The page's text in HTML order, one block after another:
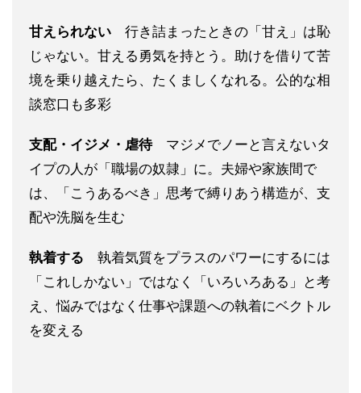
甘えられない 行き詰まったときの「甘え」は恥
じゃない。甘える勇気を持とう。助けを借りて苦
境を乗り越えたら、たくましくなれる。公的な相
談窓口も多彩
支配・イジメ・虐待 マジメでノーと言えないタ
イプの人が「職場の奴隷」に。夫婦や家族間で
は、「こうあるべき」思考で縛りあう構造が、支
配や洗脳を生む
執着する 執着気質をプラスのパワーにするには
「これしかない」ではなく「いろいろある」と考
え、悩みではなく仕事や課題への執着にベクトル
を変える